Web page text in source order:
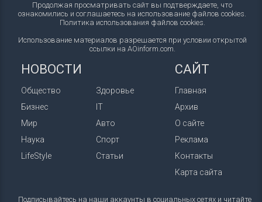
Продолжая просматривать сайт вы подтверждаете, что
ознакомились и соглашаетесь на использование файлов cookies.
Политика использования файлов cookies.
Использование материалов разрешается при условии открытой
ссылки на AOinform.com.
НОВОСТИ
Общество
Бизнес
Мир
Наука
LifeStyle
Здоровье
IT
Авто
Спорт
Статьи
САЙТ
Главная
Архив
О сайте
Реклама
Контакты
Карта сайта
Подписывайтесь на наши аккаунты в социальных сетях и читайте